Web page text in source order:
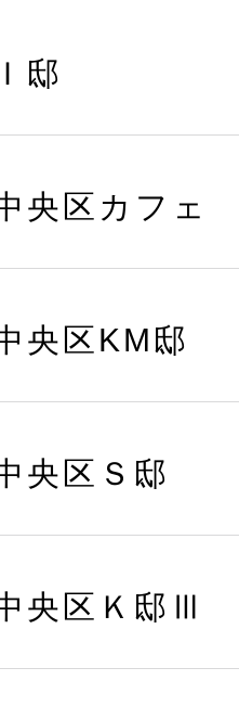
邸
央区カフェ
央区KM邸
央区Ｓ邸
央区Ｋ邸Ⅲ